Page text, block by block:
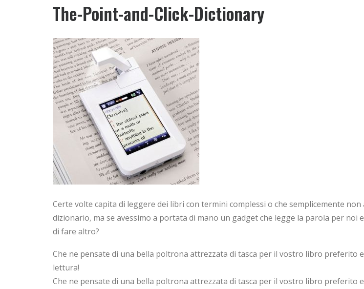
The-Point-and-Click-Dictionary
Certe volte capita di leggere dei libri con termini complessi o che semplicemente
dizionario, ma se avessimo a portata di mano un gadget che legge la parola per noi
di fare altro?
Che ne pensate di una bella poltrona attrezzata di tasca per il vostro libro preferito
lettura!
Che ne pensate di una bella poltrona attrezzata di tasca per il vostro libro preferito